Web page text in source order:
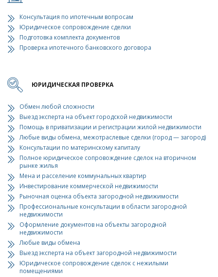
Консультация по ипотечным вопросам
Юридическое сопровождение сделки
Подготовка комплекта документов
Проверка ипотечного банковского договора
ЮРИДИЧЕСКАЯ ПРОВЕРКА
Обмен любой сложности
Выезд эксперта на объект городской недвижимости
Помощь в приватизации и регистрации жилой недвижимости
Любые виды обмена, межотраслевые сделки (город — загород)
Консультации по материнскому капиталу
Полное юридическое сопровождение сделок на вторичном
рынке жилья
Мена и расселение коммунальных квартир
Инвестирование коммерческой недвижимости
Рыночная оценка объекта загородной недвижимости
Профессиональные консультации в области загородной
недвижимости
Оформление документов на объекты загородной
недвижимости
Любые виды обмена
Выезд эксперта на объект загородной недвижимости
Юридическое сопровождение сделок с нежилыми
помещениями